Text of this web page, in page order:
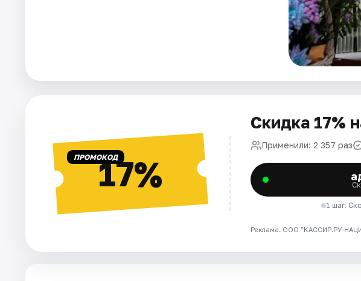
ПРОМОКОД17%
Скидка 17%
Применили: 2 357 раз
1 шаг.
Реклама. ООО "КАССИР.РУ-